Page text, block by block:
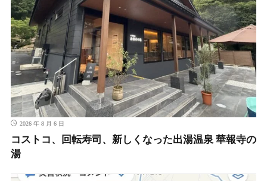
2026 年 8 月 6 日
コストコ、回転寿司、新しくなった出湯温泉 華報寺の
湯